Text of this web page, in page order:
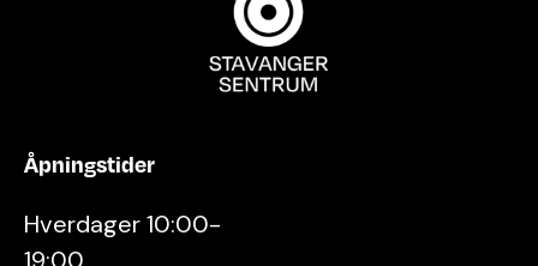
Åpningstider
Hverdager 10:00-